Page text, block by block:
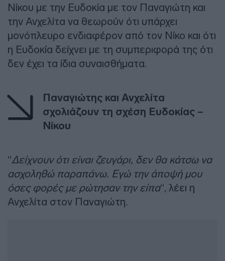
Νίκου με την Ευδοκία με τον Παναγιώτη και
την Ανχελίτα να θεωρούν ότι υπάρχει
μονόπλευρο ενδιαφέρον από τον Νίκο και ότι
η Ευδοκία δείχνει με τη συμπεριφορά της ότι
δεν έχει τα ίδια συναισθήματα.
Παναγιώτης και Ανχελίτα
σχολιάζουν τη σχέση Ευδοκίας –
Νίκου
“Δείχνουν ότι είναι ζευγάρι, δεν θα κάτσω να
ασχοληθώ παραπάνω. Εγώ την άποψή μου
όσες φορές με ρώτησαν την είπα“, λέει η
Ανχελίτα στον Παναγιώτη.